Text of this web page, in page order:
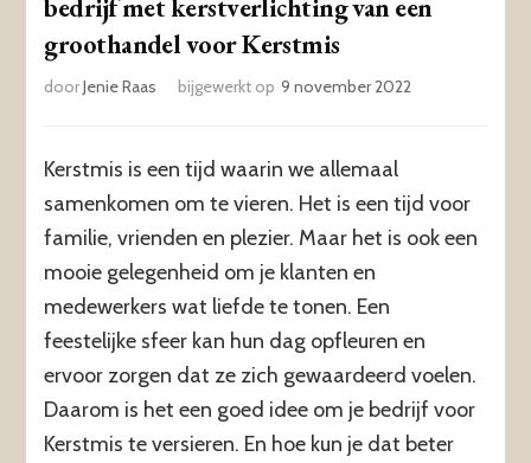
bedrijf met kerstverlichting van een
groothandel voor Kerstmis
doorJenie Raas bijgewerkt op 9 november 2022
Kerstmis is een tijd waarin we allemaal
samenkomen om te vieren. Het is een tijd voor
familie, vrienden en plezier. Maar het is ook een
mooie gelegenheid om je klanten en
medewerkers wat liefde te tonen. Een
feestelijke sfeer kan hun dag opfleuren en
ervoor zorgen dat ze zich gewaardeerd voelen.
Daarom is het een goed idee om je bedrijf voor
Kerstmis te versieren. En hoe kun je dat beter